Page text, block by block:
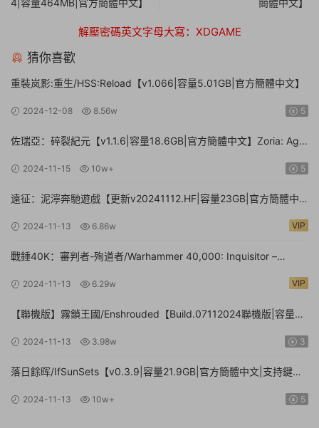
4|容量464MB|官方簡體中文】
簡體中文】
解壓密碼英文字母大寫：XDGAME
猜你喜歡
重裝岚影:重生/HSS:Reload【v1.066|容量5.01GB|官方簡體中文】
2024-12-08 8.56w 5
佐瑞亞：碎裂紀元【v1.1.6|容量18.6GB|官方簡體中文】Zoria: Age
2024-11-15 10w+ 5
遠征：泥濘奔馳遊戲【更新v20241112.HF|容量23GB|官方簡體中
2024-11-13 6.86w VIP
戰錘40K：審判者-殉道者/Warhammer 40,000: Inquisitor –
2024-11-13 6.29w VIP
【聯機版】霧鎖王國/Enshrouded【Build.07112024聯機版|容量
2024-11-13 3.98w 3
落日餘晖/IfSunSets【v0.3.9|容量21.9GB|官方簡體中文|支持鍵盤.
2024-11-13 10w+ 5